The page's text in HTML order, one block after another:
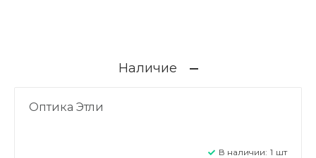
Наличие
Оптика Этли
В наличии: 1 шт